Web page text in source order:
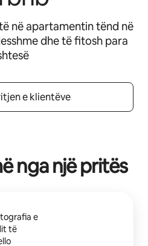
në apartamentin tënd në
dhe të fitosh para
e klientëve
nga një pritës